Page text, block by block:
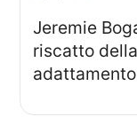
Jeremie Boga racconta la telefonata sul
riscatto